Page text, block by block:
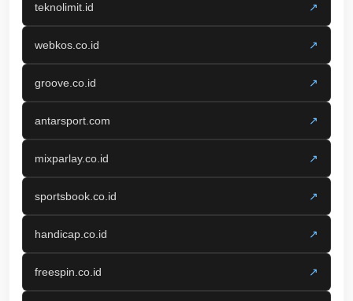
teknolimit.id ↗
webkos.co.id ↗
groove.co.id ↗
antarsport.com ↗
mixparlay.co.id ↗
sportsbook.co.id ↗
handicap.co.id ↗
freespin.co.id ↗